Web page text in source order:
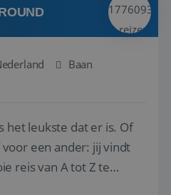
Baan
het leukste dat er is. Of
een ander: jij vindt
reis van A tot Z te